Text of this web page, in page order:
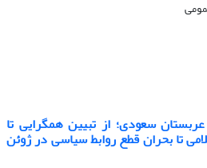
سعودی؛ از تبیین همگرایی تا
تا بحران قطع روابط سیاسی در ژوئن